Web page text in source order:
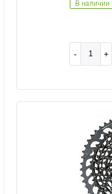
В наличии